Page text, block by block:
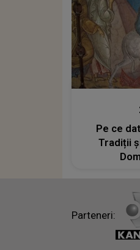
Pe ce
Tradiții
Parteneri: